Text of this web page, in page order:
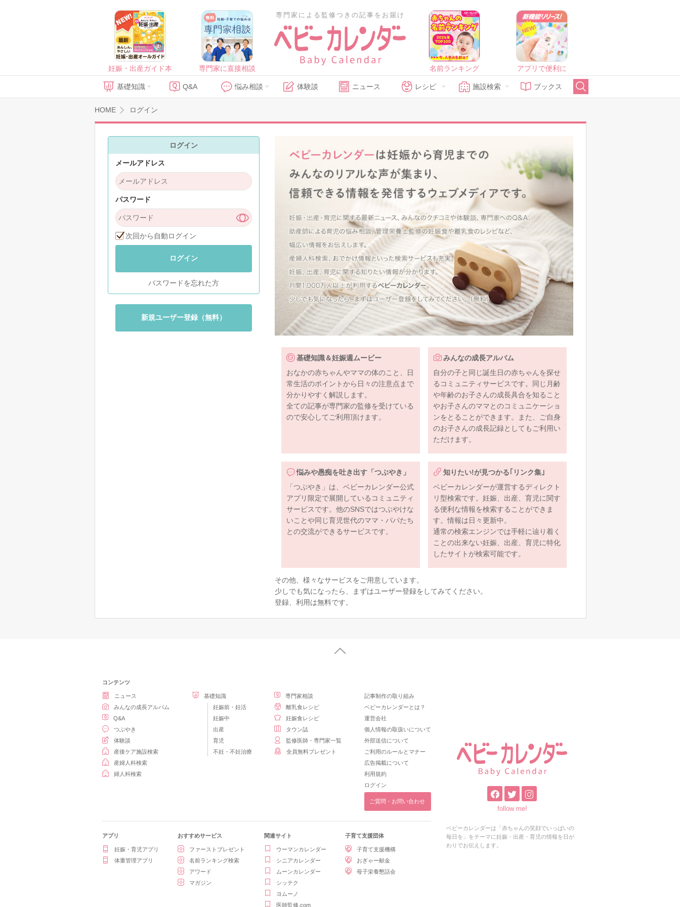
妊娠・出産ガイド本 専門家に直接相談
専門家による監修つきの記事をお届け
名前ランキング アプリで便利に
基礎知識 Q&A 悩み相談 体験談 ニュース レシピ 施設検索 ブックス
HOME ログイン
ログイン
メールアドレス
パスワード
次回から自動ログイン
ログイン
パスワードを忘れた方
新規ユーザー登録（無料）
基礎知識＆妊娠週ムービー
おなかの赤ちゃんやママの体のこと、日
常生活のポイントから日々の注意点まで
分かりやすく解説します。
全ての記事が専門家の監修を受けている
ので安心してご利用頂けます。
みんなの成長アルバム
自分の子と同じ誕生日の赤ちゃんを探せ
るコミュニティサービスです。同じ月齢
や年齢のお子さんの成長具合を知ること
やお子さんのママとのコミュニケーショ
ンをとることができます。また、ご自身
のお子さんの成長記録としてもご利用い
ただけます。
悩みや愚痴を吐き出す「つぶやき」
「つぶやき」は、ベビーカレンダー公式
アプリ限定で展開しているコミュニティ
サービスです。他のSNSではつぶやけな
いことや同じ育児世代のママ・パパたち
との交流ができるサービスです。
知りたい!が見つかる｢リンク集｣
ベビーカレンダーが運営するディレクト
リ型検索です。妊娠、出産、育児に関す
る便利な情報を検索することができま
す。情報は日々更新中。
通常の検索エンジンでは手軽に辿り着く
ことの出来ない妊娠、出産、育児に特化
したサイトが検索可能です。
その他、様々なサービスをご用意しています。
少しでも気になったら、まずはユーザー登録をしてみてください。
登録、利用は無料です。
コンテンツ
ニュース
みんなの成長アルバム
Q&A
つぶやき
体験談
産後ケア施設検索
産婦人科検索
婦人科検索
基礎知識
妊娠前・妊活
妊娠中
出産
育児
不妊・不妊治療
専門家相談
離乳食レシピ
妊娠食レシピ
タウン誌
監修医師・専門家一覧
全員無料プレゼント
記事制作の取り組み
ベビーカレンダーとは？
運営会社
個人情報の取扱いについて
外部送信について
ご利用のルールとマナー
広告掲載について
利用規約
ログイン
ご質問・お問い合わせ
アプリ
妊娠・育児アプリ
体重管理アプリ
おすすめサービス
ファーストプレゼント
名前ランキング検索
アワード
マガジン
関連サイト
ウーマンカレンダー
シニアカレンダー
ムーンカレンダー
シッテク
ヨムーノ
医師監修.com
子育て支援団体
子育て支援機構
おぎゃー献金
母子栄養懇話会
follow me!
ベビーカレンダーは「赤ちゃんの笑顔でいっぱいの
毎日を」をテーマに妊娠・出産・育児の情報を日が
わりでお伝えします。